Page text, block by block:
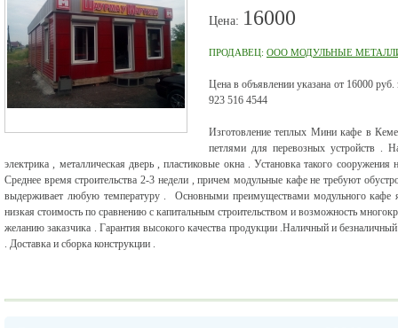
Цена: 16000
ПРОДАВЕЦ: ООО МОДУЛЬНЫЕ
Цена в объявлении указана от 16000
923 516 4544
Изготовление теплых Мини кафе в
петлями для перевозных устройств .
электрика , металлическая дверь , пластиковые окна . Установка такого
Среднее время строительства 2-3 недели , причем модульные кафе не требуют
выдерживает любую температуру . Основными преимуществами модульного кафе
низкая стоимость по сравнению с капитальным строительством и возможность
желанию заказчика . Гарантия высокого качества продукции .Наличный и
. Доставка и сборка конструкции .